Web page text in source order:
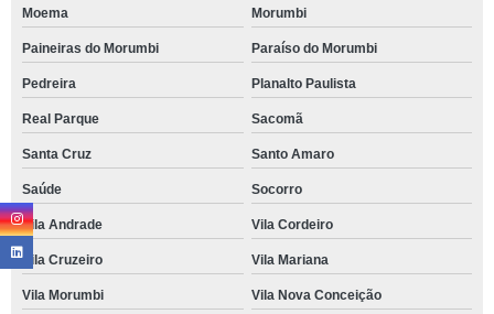
Moema Morumbi
Paineiras do Morumbi Paraíso do Morumbi
Pedreira Planalto Paulista
Real Parque Sacomã
Santa Cruz Santo Amaro
Saúde Socorro
Vila Andrade Vila Cordeiro
Vila Cruzeiro Vila Mariana
Vila Morumbi Vila Nova Conceição